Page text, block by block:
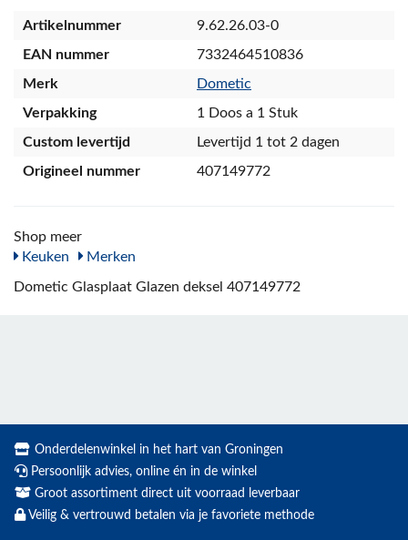
Artikelnummer
9.62.26.03-0
EAN nummer
7332464510836
Merk
Dometic
Verpakking
1 Doos a 1 Stuk
Custom levertijd
Levertijd 1 tot 2 dagen
Origineel nummer
407149772
Shop meer
Keuken
Merken
Dometic Glasplaat Glazen deksel 407149772
Onderdelenwinkel in het hart van Groningen
Persoonlijk advies, online én in de winkel
Groot assortiment direct uit voorraad leverbaar
Veilig & vertrouwd betalen via je favoriete methode